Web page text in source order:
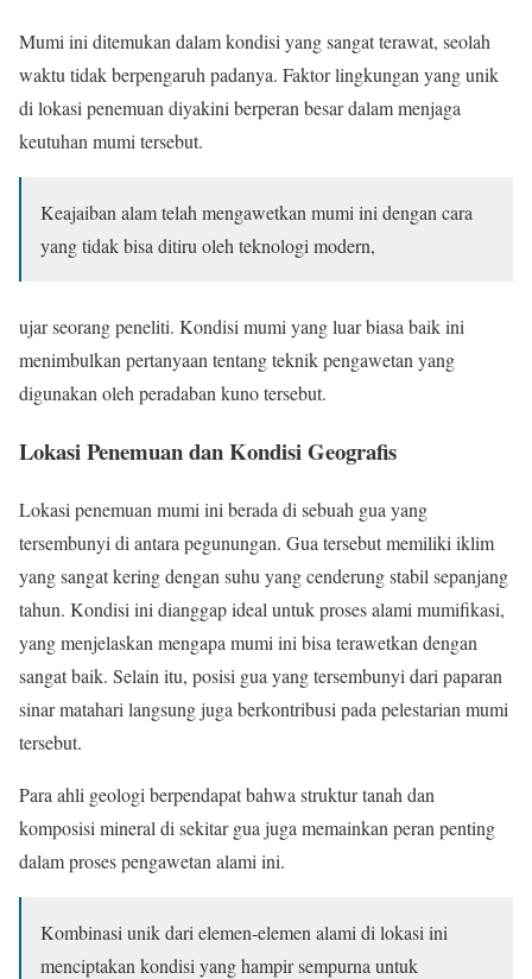
Mumi ini ditemukan dalam kondisi yang sangat terawat, seolah
waktu tidak berpengaruh padanya. Faktor lingkungan yang unik
di lokasi penemuan diyakini berperan besar dalam menjaga
keutuhan mumi tersebut.
Keajaiban alam telah mengawetkan mumi ini dengan cara
yang tidak bisa ditiru oleh teknologi modern,
ujar seorang peneliti. Kondisi mumi yang luar biasa baik ini
menimbulkan pertanyaan tentang teknik pengawetan yang
digunakan oleh peradaban kuno tersebut.
Lokasi Penemuan dan Kondisi Geografis
Lokasi penemuan mumi ini berada di sebuah gua yang
tersembunyi di antara pegunungan. Gua tersebut memiliki iklim
yang sangat kering dengan suhu yang cenderung stabil sepanjang
tahun. Kondisi ini dianggap ideal untuk proses alami mumifikasi,
yang menjelaskan mengapa mumi ini bisa terawetkan dengan
sangat baik. Selain itu, posisi gua yang tersembunyi dari paparan
sinar matahari langsung juga berkontribusi pada pelestarian mumi
tersebut.
Para ahli geologi berpendapat bahwa struktur tanah dan
komposisi mineral di sekitar gua juga memainkan peran penting
dalam proses pengawetan alami ini.
Kombinasi unik dari elemen-elemen alami di lokasi ini
menciptakan kondisi yang hampir sempurna untuk